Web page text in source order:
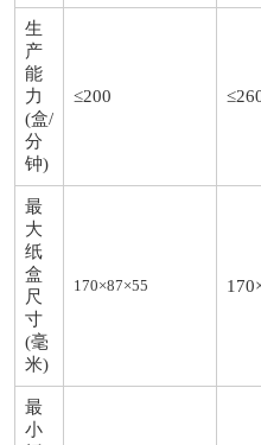
生
产
能
力
(盒/
分
钟)
≤200
最
大
纸
盒
尺
寸
(毫
米)
170×87×55
最
小